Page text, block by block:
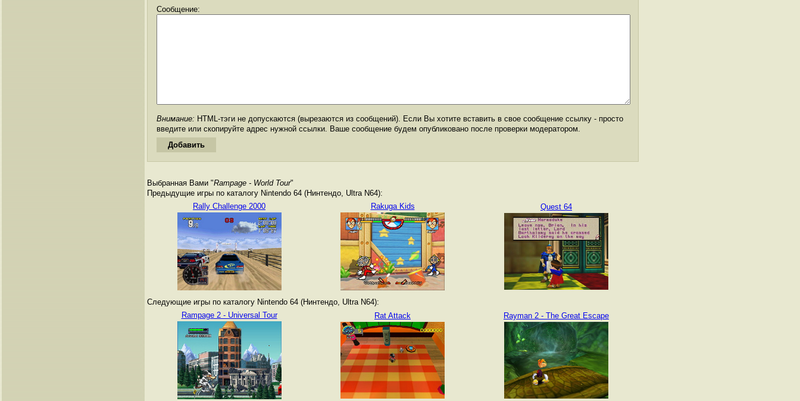
Сообщение:
Внимание: HTML-тэги не допускаются (вырезаются из сообщений). Если Вы хотите вставить в свое сообщение ссылку - просто
введите или скопируйте адрес нужной ссылки. Ваше сообщение будем опубликовано после проверки модератором.
Выбранная Вами "Rampage - World Tour"
Предыдущие игры по каталогу Nintendo 64 (Нинтендо, Ultra N64):
Rally Challenge 2000
Rakuga Kids Quest 64
Следующие игры по каталогу Nintendo 64 (Нинтендо, Ultra N64):
Rampage 2 - Universal Tour
Rat Attack Rayman 2 - The Great Escape